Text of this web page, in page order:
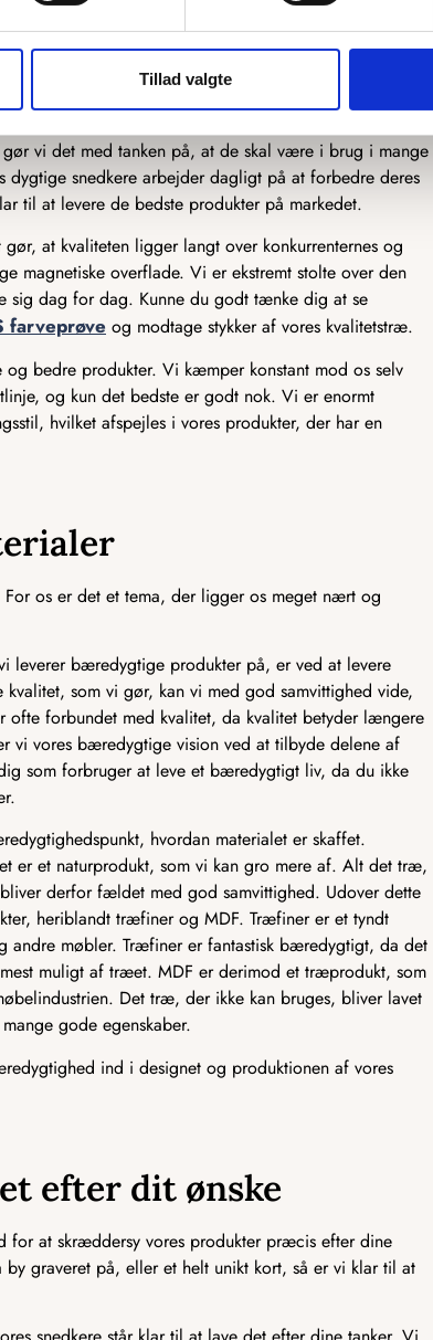
Tillad valgte
bliver designet og lavet i Danmark, så vi har den
afsted til vores dejlige kunder.
og har gjort det lige siden, vi startede. Vi har fuld
ud, men også et produkt i så god en kvalitet, at
vi det med tanken på, at de skal være i brug i mange
snedkere arbejder dagligt på at forbedre deres
til at levere de bedste produkter på markedet.
at kvaliteten ligger langt over konkurrenternes og
magnetiske overflade. Vi er ekstremt stolte over den
sig dag for dag. Kunne du godt tænke dig at se
farveprøve og modtage stykker af vores kvalitetstræ.
bedre produkter. Vi kæmper konstant mod os selv
og kun det bedste er godt nok. Vi er enormt
hvilket afspejles i vores produkter, der har en
os er det et tema, der ligger os meget nært og
leverer bæredygtige produkter på, er ved at levere
som vi gør, kan vi med god samvittighed vide,
forbundet med kvalitet, da kvalitet betyder længere
vi vores bæredygtige vision ved at tilbyde delene af
som forbruger at leve et bæredygtigt liv, da du ikke
hvordan materialet er skaffet.
er et naturprodukt, som vi kan gro mere af. Alt det træ,
derfor fældet med god samvittighed. Udover dette
heriblandt træfiner og MDF. Træfiner er et tyndt
andre møbler. Træfiner er fantastisk bæredygtigt, da det
muligt af træet. MDF er derimod et træprodukt, som
Det træ, der ikke kan bruges, bliver lavet
gode egenskaber.
ind i designet og produktionen af vores
efter dit ønske
for at skræddersy vores produkter præcis efter dine
by graveret på, eller et helt unikt kort, så er vi klar til at